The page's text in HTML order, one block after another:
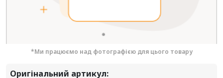
*Ми працюємо над фотографією для цього товару
Оригінальний артикул: